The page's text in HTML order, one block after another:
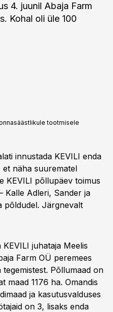
4. juunil Abaja Farm
Kohal oli üle 100
tootmisele
innustada KEVILI enda
et näha suurematel
KEVILI põllupäev toimus
Kalle Adleri, Sander ja
põldudel. Järgnevalt
juhataja Meelis
Farm OÜ peremees
Põllumaad on
maad 1176 ha. Omandis
ja kasutusvalduses
on 3, lisaks enda